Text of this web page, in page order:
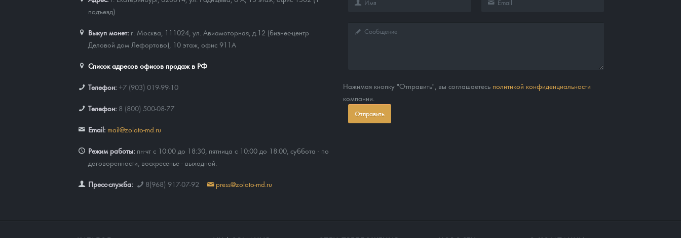
подъезд)
Выкуп монет: г. Москва, 111024, ул. Авиамоторная, д.12 (бизнес-центр
Деловой дом Лефортово), 10 этаж, офис 911А
Список адресов офисов продаж в РФ
Телефон: +7 (903) 019-99-10
Телефон: 8 (800) 500-08-77
Email: mail@zoloto-md.ru
Режим работы: пн-чт с 10:00 до 18:30, пятница с 10:00 до 18:00, суббота - по
договоренности, воскресенье - выходной.
Пресс-служба: 8(968) 917-07-92 press@zoloto-md.ru
Нажимая кнопку "Отправить", вы соглашаетесь политикой конфиденциальности
компании.
Отправить